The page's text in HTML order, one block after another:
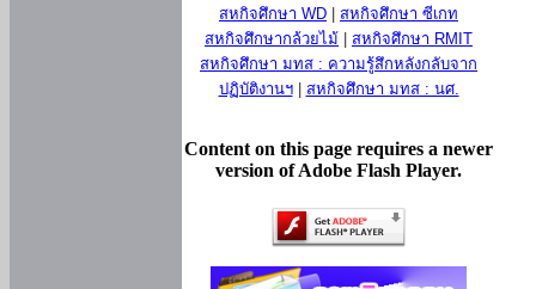
สหกิจศึกษา WD
สหกิจศึกษา ซีเกท
สหกิจศึกษากล้วยไม้
สหกิจศึกษา RMIT
สหกิจศึกษา มทส : ความรู้สึกหลังกลับจาก
ปฏิบัติงานฯ| สหกิจศึกษา มทส : นศ.
Content on this page requires a newer
version of Adobe Flash Player.